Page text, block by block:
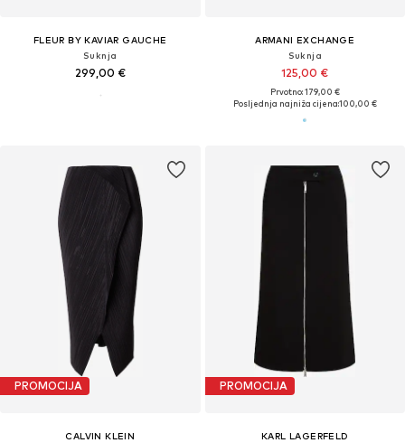
FLEUR BY KAVIAR GAUCHE
Suknja
299,00 €
ARMANI EXCHANGE
Suknja
125,00 €
Prvotno: 179,00 €
Posljednja najniža cijena:100,00 €
PROMOCIJA
CALVIN KLEIN
PROMOCIJA
KARL LAGERFELD